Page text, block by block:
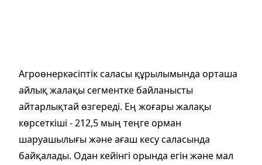
Агроөнеркәсіптік саласы құрылымында орташа
айлық жалақы сегментке байланысты
айтарлықтай өзгереді. Ең жоғары жалақы
көрсеткіші - 212,5 мың теңге орман
шаруашылығы және ағаш кесу саласында
байқалады. Одан кейінгі орында егін және мал